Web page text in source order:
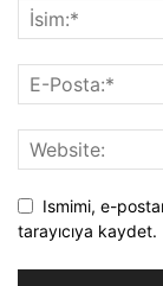
Ismimi, e-
tarayıcıya kaydet.